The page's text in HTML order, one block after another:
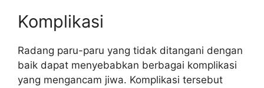
Komplikasi
Radang paru-paru yang tidak ditangani dengan
baik dapat menyebabkan berbagai komplikasi
yang mengancam jiwa. Komplikasi tersebut